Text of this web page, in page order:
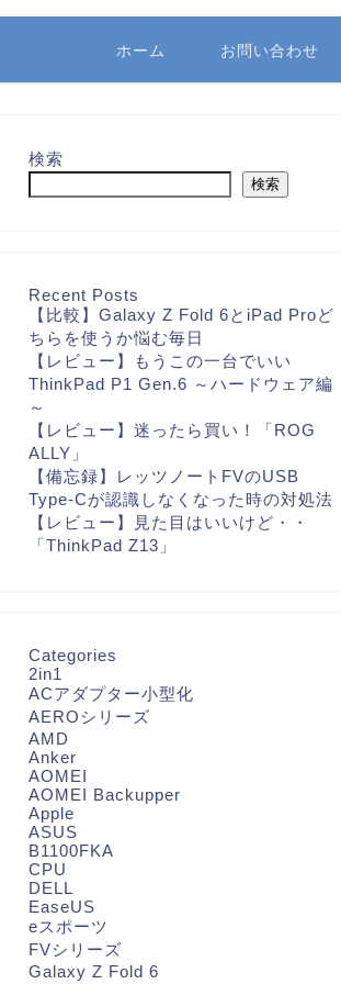
ホーム お問い合わせ
検索
検索
Recent Posts
【比較】Galaxy Z Fold 6とiPad Proど
ちらを使うか悩む毎日
【レビュー】もうこの一台でいい
ThinkPad P1 Gen.6 ～ハードウェア編
～
【レビュー】迷ったら買い！「ROG
ALLY」
【備忘録】レッツノートFVのUSB
Type-Cが認識しなくなった時の対処法
【レビュー】見た目はいいけど・・
「ThinkPad Z13」
Categories
2in1
ACアダプター小型化
AEROシリーズ
AMD
Anker
AOMEI
AOMEI Backupper
Apple
ASUS
B1100FKA
CPU
DELL
EaseUS
eスポーツ
FVシリーズ
Galaxy Z Fold 6